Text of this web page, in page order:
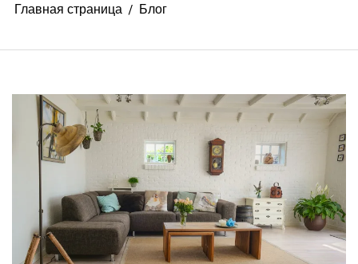
Главная страница Блог